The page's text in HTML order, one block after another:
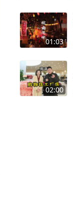
01:03
02:00